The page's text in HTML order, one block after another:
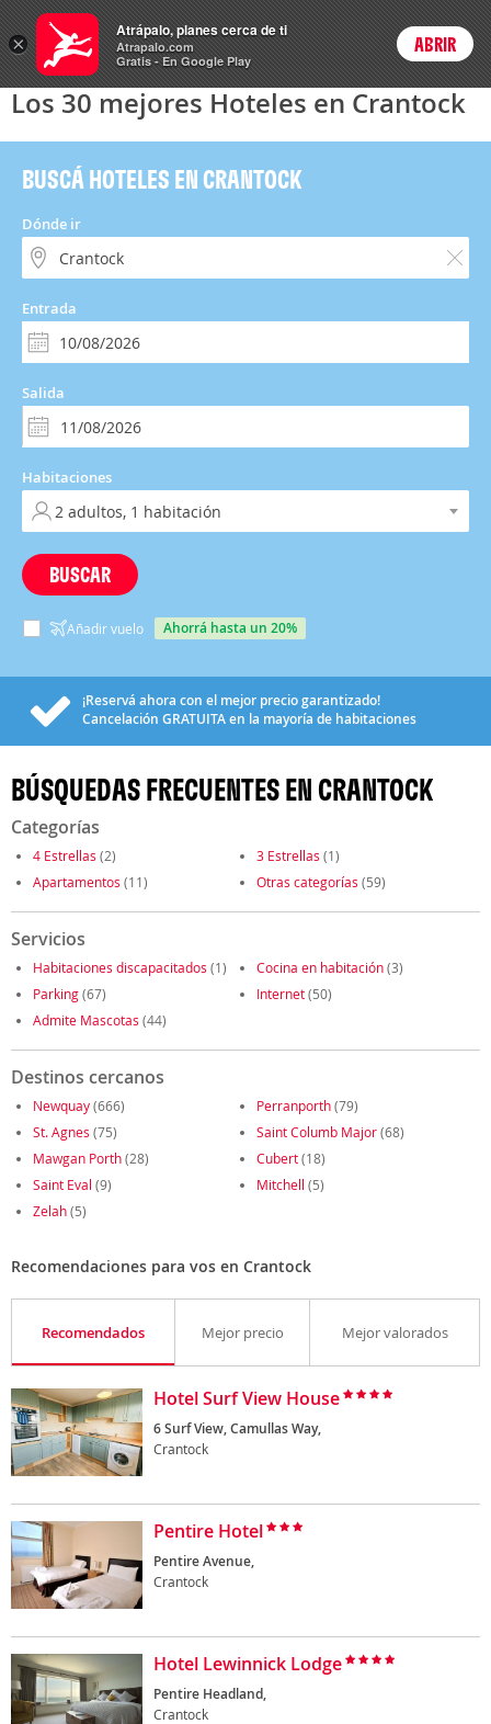
Hoteles Precios enPeso
ARSCambiar moneda
Login
Los 30 mejores Hoteles en Crantock
BUSCÁ HOTELES EN CRANTOCK
Dónde ir
Entrada
Salida
Habitaciones
BUSCAR
Añadir vuelo ahorrá hasta un 20%
¡Reservá ahora con el mejor precio garantizado!
Cancelación GRATUITAen la mayoría de habitaciones
BÚSQUEDAS FRECUENTES EN CRANTOCK
Categorías
4 Estrellas (2) 3 Estrellas (1)
Apartamentos (11) Otras categorías (59)
Servicios
Habitaciones discapacitados (1) Cocina en habitación(3)
Parking(67) Internet(50)
Admite Mascotas (44)
Destinos cercanos
Newquay(666) Perranporth(79)
St. Agnes (75) Saint Columb Major(68)
Mawgan Porth(28) Cubert(18)
Saint Eval (9) Mitchell (5)
Zelah(5)
Recomendaciones para vos en Crantock
Recomendados Mejor precio Mejor valorados
Hotel Surf View House
6 Surf View, Camullas Way,
Crantock
Pentire Hotel
Pentire Avenue,
Crantock
Hotel Lewinnick Lodge
Pentire Headland,
Crantock
×
Atrápalo, planes cerca de ti
Atrapalo.com
Gratis - En Google Play
ABRIR